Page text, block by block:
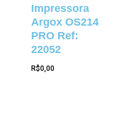
Impressora
Argox OS214
PRO Ref:
22052
R$0,00